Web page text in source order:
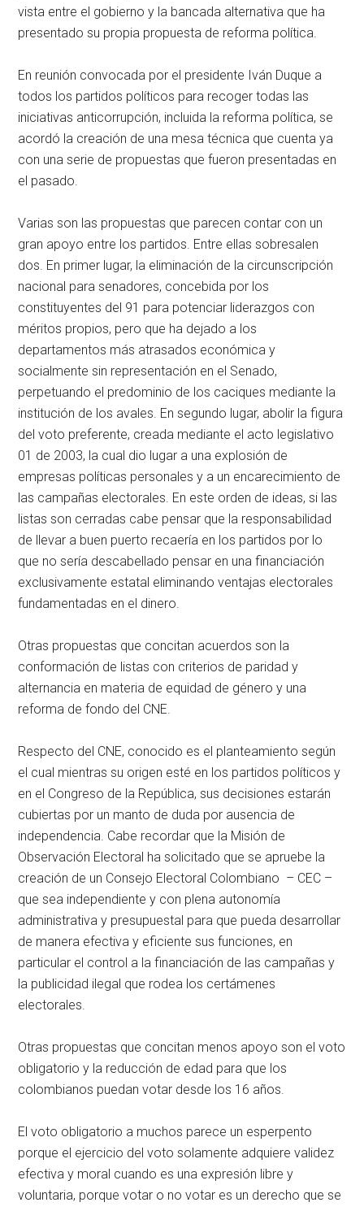
vista entre el gobierno y la bancada alternativa que ha
presentado su propia propuesta de reforma política.
En reunión convocada por el presidente Iván Duque a
todos los partidos políticos para recoger todas las
iniciativas anticorrupción, incluida la reforma política, se
acordó la creación de una mesa técnica que cuenta ya
con una serie de propuestas que fueron presentadas en
el pasado.
Varias son las propuestas que parecen contar con un
gran apoyo entre los partidos. Entre ellas sobresalen
dos. En primer lugar, la eliminación de la circunscripción
nacional para senadores, concebida por los
constituyentes del 91 para potenciar liderazgos con
méritos propios, pero que ha dejado a los
departamentos más atrasados económica y
socialmente sin representación en el Senado,
perpetuando el predominio de los caciques mediante la
institución de los avales. En segundo lugar, abolir la figura
del voto preferente, creada mediante el acto legislativo
01 de 2003, la cual dio lugar a una explosión de
empresas políticas personales y a un encarecimiento de
las campañas electorales. En este orden de ideas, si las
listas son cerradas cabe pensar que la responsabilidad
de llevar a buen puerto recaería en los partidos por lo
que no sería descabellado pensar en una financiación
exclusivamente estatal eliminando ventajas electorales
fundamentadas en el dinero.
Otras propuestas que concitan acuerdos son la
conformación de listas con criterios de paridad y
alternancia en materia de equidad de género y una
reforma de fondo del CNE.
Respecto del CNE, conocido es el planteamiento según
el cual mientras su origen esté en los partidos políticos y
en el Congreso de la República, sus decisiones estarán
cubiertas por un manto de duda por ausencia de
independencia. Cabe recordar que la Misión de
Observación Electoral ha solicitado que se apruebe la
creación de un Consejo Electoral Colombiano – CEC –
que sea independiente y con plena autonomía
administrativa y presupuestal para que pueda desarrollar
de manera efectiva y eficiente sus funciones, en
particular el control a la financiación de las campañas y
la publicidad ilegal que rodea los certámenes
electorales.
Otras propuestas que concitan menos apoyo son el voto
obligatorio y la reducción de edad para que los
colombianos puedan votar desde los 16 años.
El voto obligatorio a muchos parece un esperpento
porque el ejercicio del voto solamente adquiere validez
efectiva y moral cuando es una expresión libre y
voluntaria, porque votar o no votar es un derecho que se